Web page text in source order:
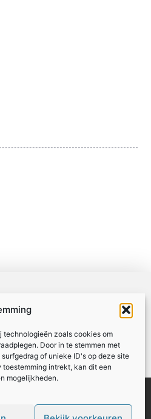
technologieën zoals cookies om
Door in te stemmen met
of unieke ID's op deze site
intrekt, kan dit een
mogelijkheden.